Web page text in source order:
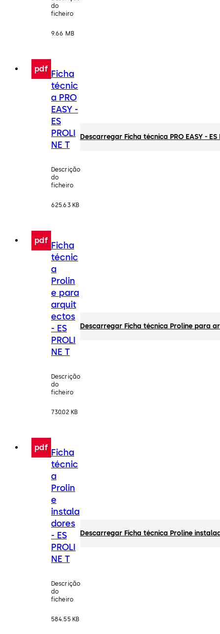
do
ficheiro
9.66 MB
pdf Ficha
técnic
a PRO
EASY -
ES
PROLI
NE T
Descrição
do
ficheiro
625.63 KB
Descarregar Ficha técnica PRO EASY - ES
pdf Ficha
técnic
a
Prolin
e para
arquit
ectos
- ES
PROLI
NE T
Descrição
do
ficheiro
730.02 KB
Descarregar Ficha técnica Proline para
pdf Ficha
técnic
a
Prolin
e
instala
dores
- ES
PROLI
NE T
Descrição
do
ficheiro
584.55 KB
Descarregar Ficha técnica Proline